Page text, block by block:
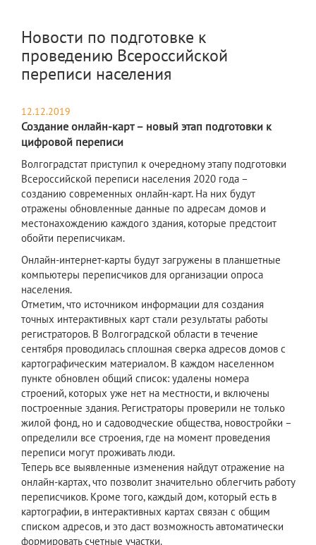
Новости по подготовке к
проведению Всероссийской
переписи населения
12.12.2019
Создание онлайн-карт – новый этап подготовки к
цифровой переписи
Волгоградстат приступил к очередному этапу подготовки
Всероссийской переписи населения 2020 года –
созданию современных онлайн-карт. На них будут
отражены обновленные данные по адресам домов и
местонахождению каждого здания, которые предстоит
обойти переписчикам.
Онлайн-интернет-карты будут загружены в планшетные
компьютеры переписчиков для организации опроса
населения.
Отметим, что источником информации для создания
точных интерактивных карт стали результаты работы
регистраторов. В Волгоградской области в течение
сентября проводилась сплошная сверка адресов домов с
картографическим материалом. В каждом населенном
пункте обновлен общий список: удалены номера
строений, которых уже нет на местности, и включены
построенные здания. Регистраторы проверили не только
жилой фонд, но и садоводческие общества, новостройки –
определили все строения, где на момент проведения
переписи могут проживать люди.
Теперь все выявленные изменения найдут отражение на
онлайн-картах, что позволит значительно облегчить работу
переписчиков. Кроме того, каждый дом, который есть в
картографии, в интерактивных картах связан с общим
списком адресов, и это даст возможность автоматически
формировать счетные участки.